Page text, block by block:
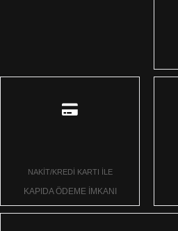
NAKİT/KREDİ KARTI İLE
KAPIDA ÖDEME İMKANI